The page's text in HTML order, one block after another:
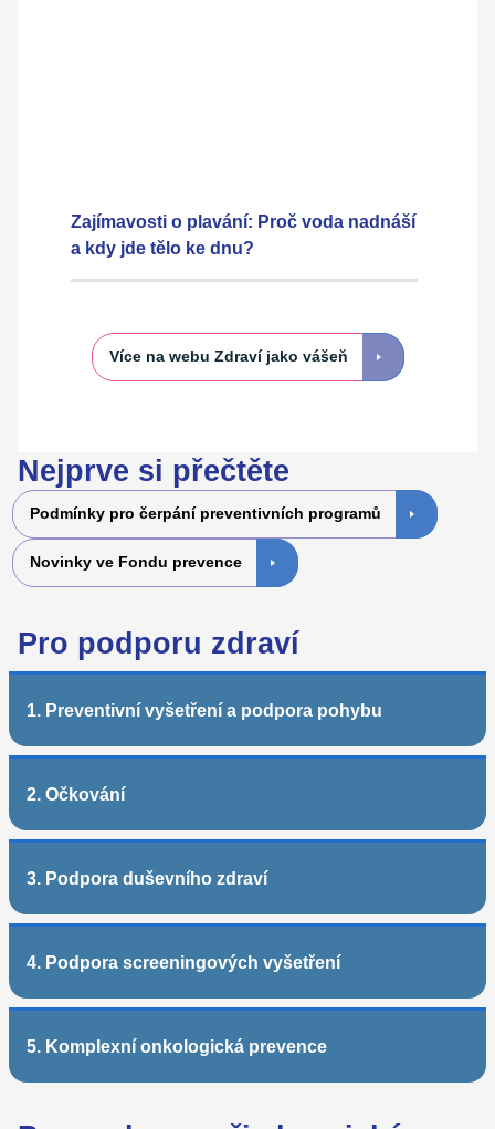
Zajímavosti o plavání: Proč voda nadnáší
a kdy jde tělo ke dnu?
Více na webu Zdraví jako vášeň
Nejprve si přečtěte
Podmínky pro čerpání preventivních programů
Novinky ve Fondu prevence
Pro podporu zdraví
1. Preventivní vyšetření a podpora pohybu
2. Očkování
3. Podpora duševního zdraví
4. Podpora screeningových vyšetření
5. Komplexní onkologická prevence